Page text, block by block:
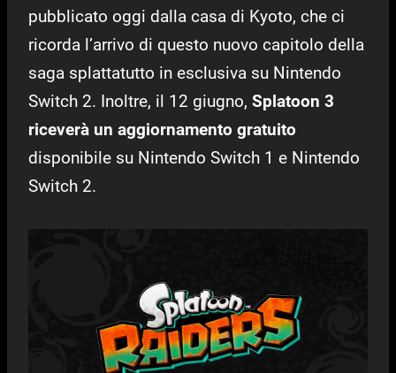
pubblicato oggi dalla casa di Kyoto, che ci
ricorda l’arrivo di questo nuovo capitolo della
saga splattatutto in esclusiva su Nintendo
Switch 2. Inoltre, il 12 giugno, Splatoon 3
riceverà un aggiornamento gratuito
disponibile su Nintendo Switch 1 e Nintendo
Switch 2.